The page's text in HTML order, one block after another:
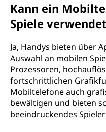
Kann ein
Spiele
Ja, Handys bieten über
Auswahl an mobilen
Prozessoren,
fortschrittlichen
Mobiltelefone auch
bewältigen und bieten
beeindruckendes